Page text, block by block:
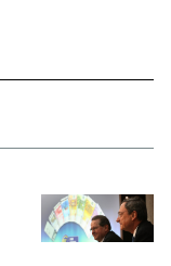
calcio 2026